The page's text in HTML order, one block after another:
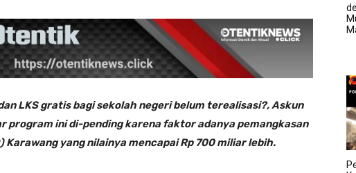
LKS gratis bagi sekolah negeri belum terealisasi?, Askun
program ini di-pending karena faktor adanya pemangkasan
Karawang yang nilainya mencapai Rp 700 miliar lebih.